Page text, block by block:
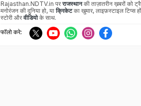
Rajasthan.NDTV.in परराजस्थानकी ताज़ातरीन ख़बरों को
मनोरंजन की दुनिया हो, या क्रिकेटका खुमार, लाइफ़स्टाइल टिप्स
स्टोरी औरवीडियोके साथ.
फॉलो करे: